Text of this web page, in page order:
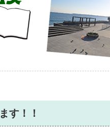
す！！